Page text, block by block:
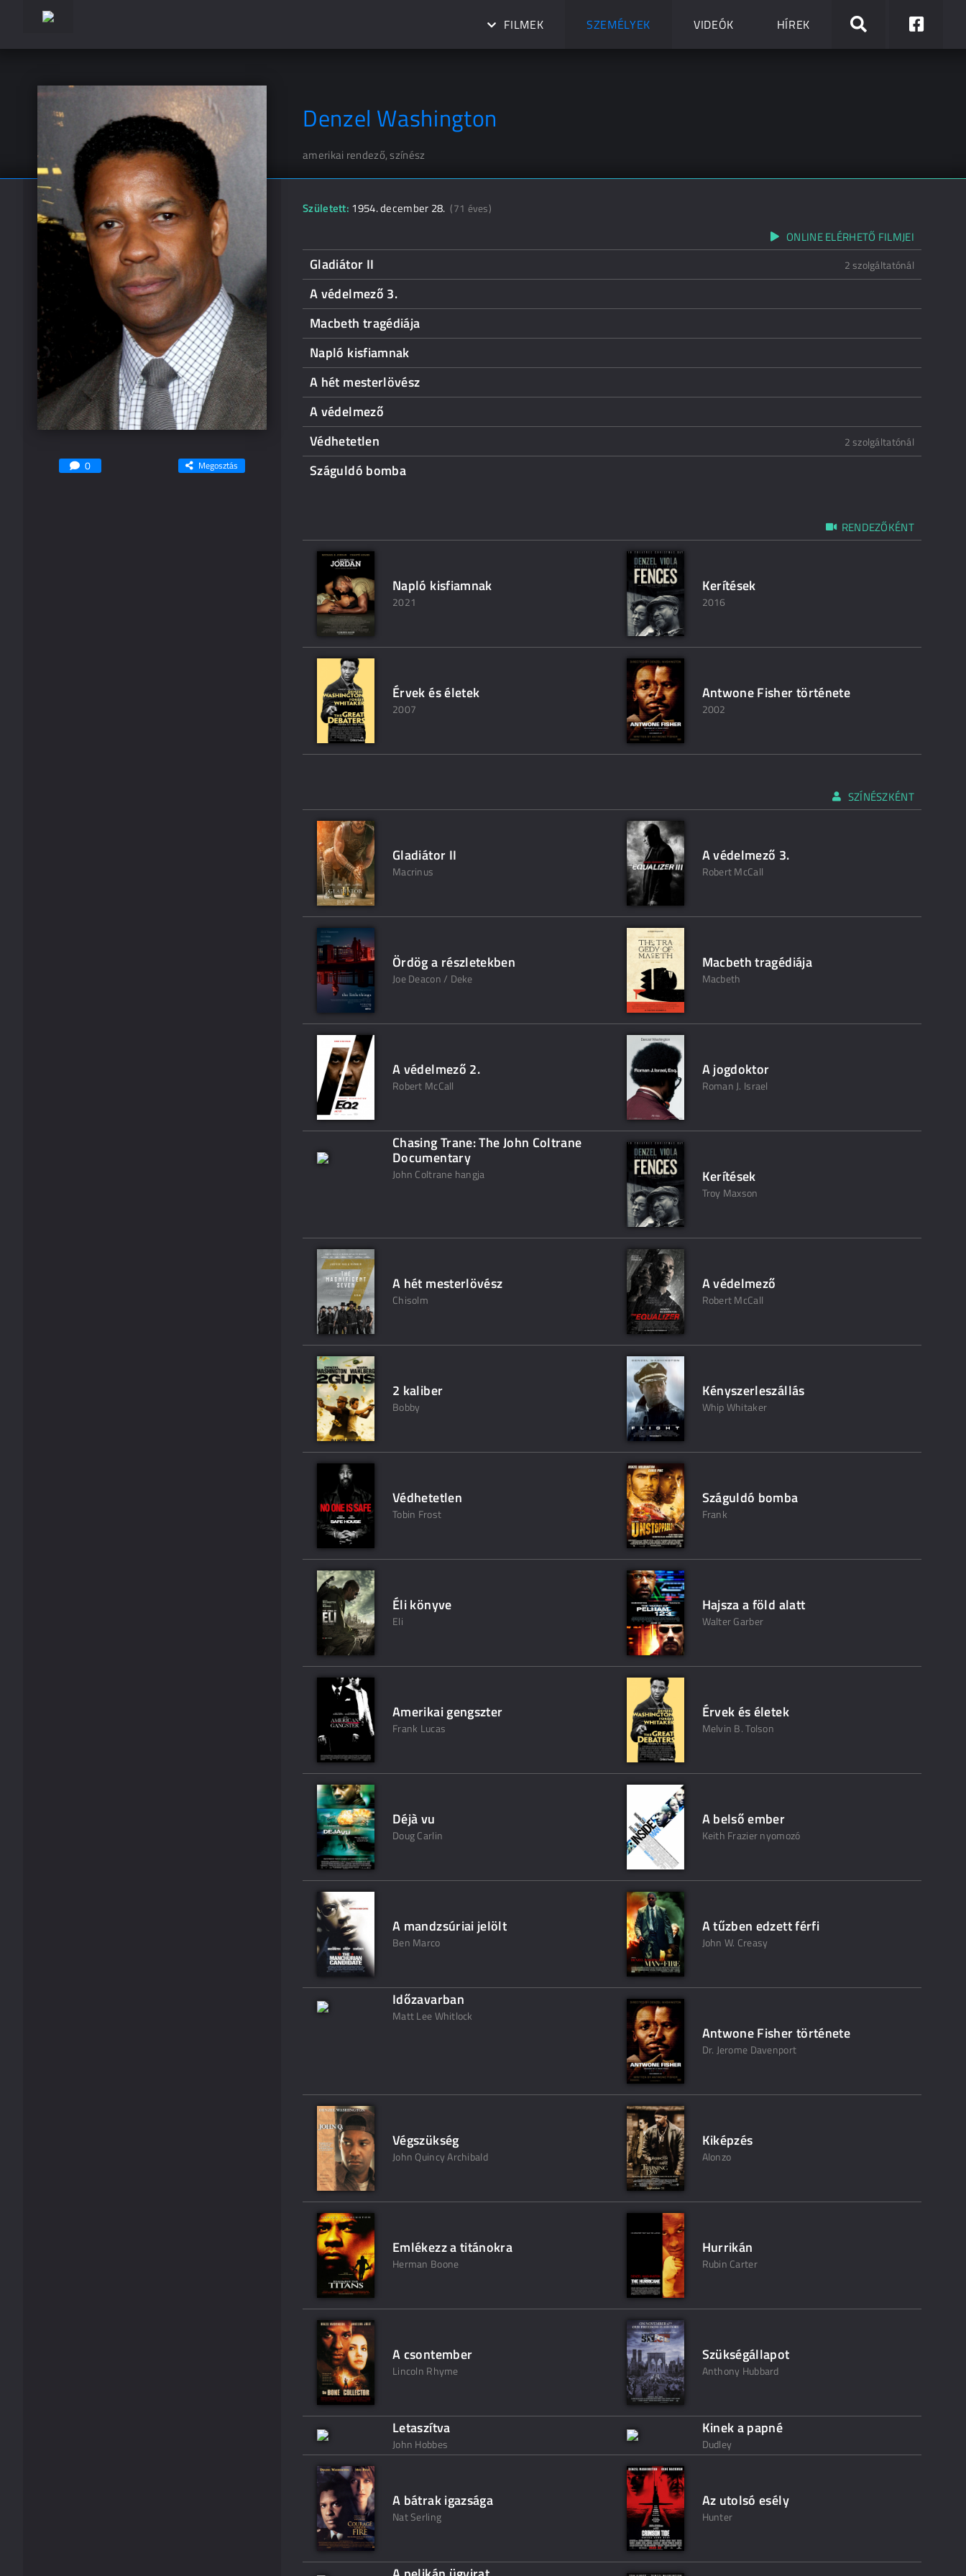
FILMEK SZEMÉLYEK VIDEÓK HÍREK
Denzel Washington
amerikai rendező, színész
0 Megosztás
Született: 1954. december 28. (71 éves)
ONLINE ELÉRHETŐ FILMJEI
Gladiátor II 2 szolgáltatónál
A védelmező 3.
Macbeth tragédiája
Napló kisfiamnak
A hét mesterlövész
A védelmező
Védhetetlen
2 szolgáltatónál
Száguldó bomba
RENDEZŐKÉNT
Napló kisfiamnak
2021
Kerítések
2016
Érvek és életek
2007
Antwone Fisher története
2002
SZÍNÉSZKÉNT
Gladiátor II
Macrinus
A védelmező 3.
Robert McCall
Ördög a részletekben
Joe Deacon / Deke
Macbeth tragédiája
Macbeth
A védelmező 2.
Robert McCall
A jogdoktor
Roman J. Israel
Chasing Trane: The John Coltrane
Documentary
John Coltrane hangja Kerítések
Troy Maxson
A hét mesterlövész
Chisolm
A védelmező
Robert McCall
2 kaliber
Bobby
Kényszerleszállás
Whip Whitaker
Védhetetlen
Tobin Frost
Száguldó bomba
Frank
Éli könyve
Eli
Hajsza a föld alatt
Walter Garber
Amerikai gengszter
Frank Lucas
Érvek és életek
Melvin B. Tolson
Déjà vu
Doug Carlin
A belső ember
Keith Frazier nyomozó
A mandzsúriai jelölt
Ben Marco
A tűzben edzett férfi
John W. Creasy
Időzavarban
Matt Lee Whitlock
Antwone Fisher története
Dr. Jerome Davenport
Végszükség
John Quincy Archibald
Kiképzés
Alonzo
Emlékezz a titánokra
Herman Boone
Hurrikán
Rubin Carter
A csontember
Lincoln Rhyme
Szükségállapot
Anthony Hubbard
Letaszítva
John Hobbes
Kinek a papné
Dudley
A bátrak igazsága
Nat Serling
Az utolsó esély
Hunter